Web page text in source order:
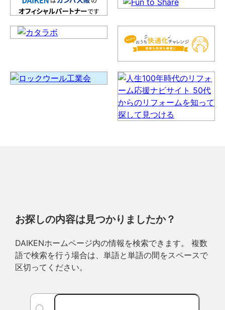
お探しの内容は見つかりましたか？
DAIKENホームページ内の情報を検索できます。 複数
語で検索を行う場合は、単語と単語の間をスペースで
区切ってください。